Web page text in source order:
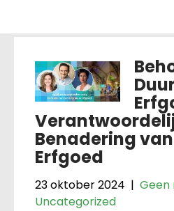
Benadering
Erfgoed
23 oktober 2024 | Geen
Uncategorized